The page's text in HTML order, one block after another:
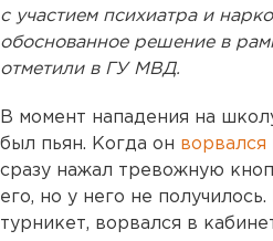
с участием психиатра и
обоснованное решение в
отметили в ГУ МВД.
В момент нападения на
был пьян. Когда он ворвался
сразу нажал тревожную
его, но у него не
турникет, ворвался в